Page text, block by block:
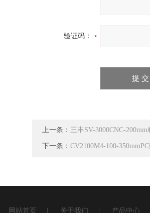
验证码：
上一条： 三丰SV-3000CNC-
下一条： CV2100M4-100-
网站首页 关于我们 产品中心